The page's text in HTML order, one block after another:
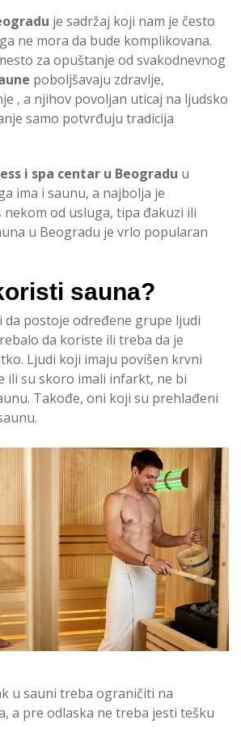
je sadržaj koji nam je često
ne mora da bude komplikovana.
za opuštanje od svakodnevnog
poboljšavaju zdravlje,
, a njihov povoljan uticaj na ljudsko
samo potvrđuju tradicija
i spa centar u Beogradu u
ima i saunu, a najbolja je
nekom od usluga, tipa đakuzi ili
u Beogradu je vrlo popularan
sauna?
postoje određene grupe ljudi
da koriste ili treba da je
Ljudi koji imaju povišen krvni
ili su skoro imali infarkt, ne bi
Takođe, oni koji su prehlađeni
u sauni treba ograničiti na
a pre odlaska ne treba jesti tešku